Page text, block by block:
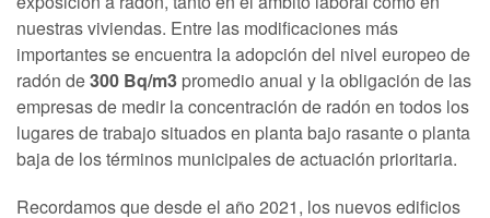
nuestras viviendas. Entre las modificaciones más
importantes se encuentra la adopción del nivel europeo de
radón de300 Bq/m3 promedio anual y la obligación de las
empresas de medir la concentración de radón en todos los
lugares de trabajo situados en planta bajo rasante o planta
baja de los términos municipales de actuación prioritaria.
Recordamos que desde el año 2021, los nuevos edificios